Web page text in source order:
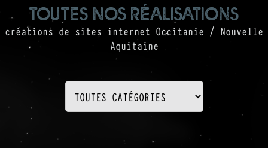
toutes nos réalisations
créations de sites internet Occitanie / Nouvelle
Aquitaine